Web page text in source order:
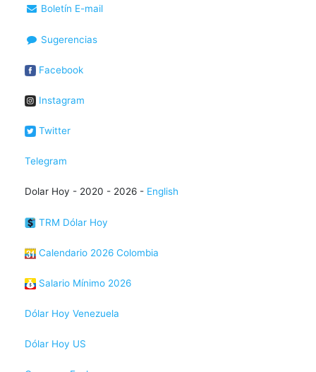
Boletín E-mail
Sugerencias
Facebook
Instagram
Twitter
Telegram
Dolar Hoy - 2020 - 2026 - English
TRM Dólar Hoy
Calendario 2026 Colombia
Salario Mínimo 2026
Dólar Hoy Venezuela
Dólar Hoy US